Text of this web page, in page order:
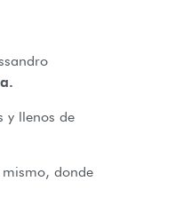
y llenos de
donde